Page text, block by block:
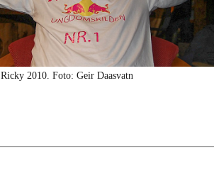
Ricky 2010. Foto: Geir Daasvatn